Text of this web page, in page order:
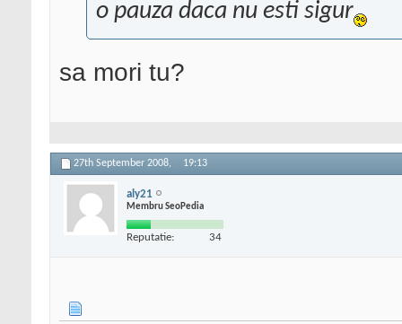
o pauza daca nu esti sigur
sa mori tu?
27th September 2008, 19:13
aly21
Membru SeoPedia
Reputatie: 34